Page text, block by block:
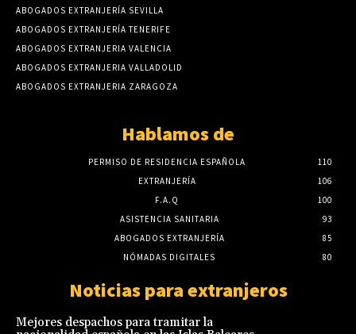
ABOGADOS EXTRANJERÍA SEVILLA
ABOGADOS EXTRANJERÍA TENERIFE
ABOGADOS EXTRANJERIA VALENCIA
ABOGADOS EXTRANJERIA VALLADOLID
ABOGADOS EXTRANJERIA ZARAGOZA
Hablamos de
PERMISO DE RESIDENCIA ESPAÑOLA
110
EXTRANJERÍA
106
F.A.Q
100
ASISTENCIA SANITARIA
93
ABOGADOS EXTRANJERÍA
85
NÓMADAS DIGITALES
80
Noticias para extranjeros
Mejores despachos para tramitar la